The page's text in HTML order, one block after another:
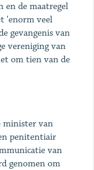
en de maatregel
'enorm veel
gevangenis van
vereniging van
om tien van de
minister van
penitentiair
van
genomen om